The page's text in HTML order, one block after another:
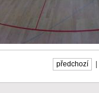
předchozí